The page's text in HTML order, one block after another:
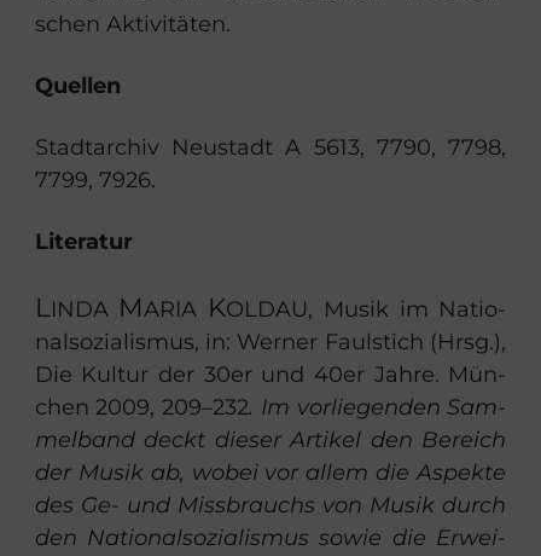
schen Ak­ti­vi­tä­ten.
Quel­len
Stadt­ar­chiv Neu­stadt A 5613, 7790, 7798,
7799, 7926.
Li­te­ra­tur
LINDA MARIA KOL­DAU, Musik im Na­tio­
nal­so­zia­lis­mus, in: Wer­ner Faul­stich (Hrsg.),
Die Kul­tur der 30er und 40er Jahre. Mün­
chen 2009, 209–232. Im vor­lie­gen­den Sam­
mel­band deckt die­ser Ar­ti­kel den Be­reich
der Musik ab, wobei vor allem die Aspek­te
des Ge- und Miss­brauchs von Musik durch
den Na­tio­nal­so­zia­lis­mus sowie die Er­wei­